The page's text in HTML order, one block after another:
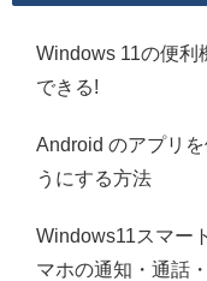
Windows 11の便利
できる!
Android のアプリ
うにする方法
Windows11スマー
マホの通知・通話